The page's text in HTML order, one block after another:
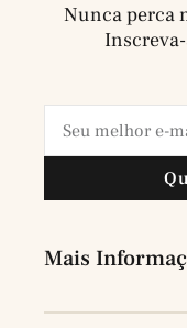
Nunca perca
Mais